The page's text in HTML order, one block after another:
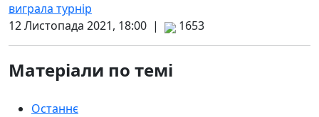
виграла турнір
12 Листопада 2021, 18:00 |
1653
Матеріали по темі
Останнє